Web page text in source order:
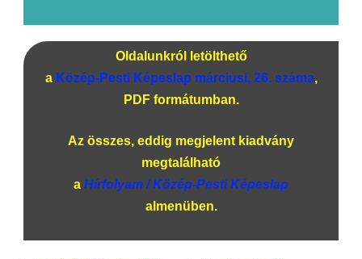
Oldalunkról letölthető
a Közép-Pesti Képeslap márciusi, 26. száma,
PDF formátumban.
Az összes, eddig megjelent kiadvány
megtalálható
a Hírfolyam / Közép-Pesti Képeslap
almenüben.